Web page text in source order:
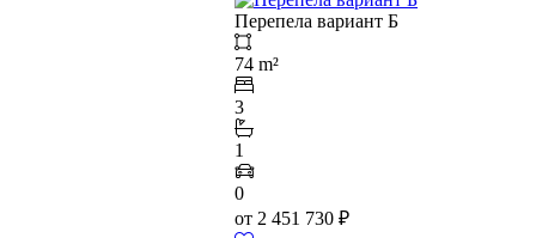
Перепела вариант Б
74 m²
3
1
0
от 2 451 730 ₽